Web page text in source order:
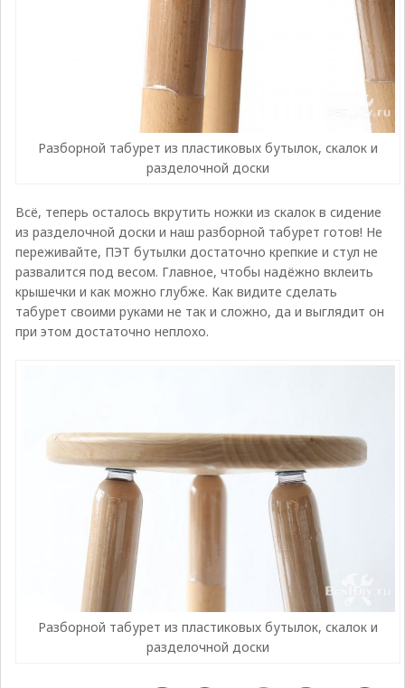
Разборной табурет из пластиковых бутылок, скалок и
разделочной доски
Всё, теперь осталось вкрутить ножки из скалок в сидение
из разделочной доски и наш разборной табурет готов! Не
переживайте, ПЭТ бутылки достаточно крепкие и стул не
развалится под весом. Главное, чтобы надёжно вклеить
крышечки и как можно глубже. Как видите сделать
табурет своими руками не так и сложно, да и выглядит он
при этом достаточно неплохо.
Разборной табурет из пластиковых бутылок, скалок и
разделочной доски